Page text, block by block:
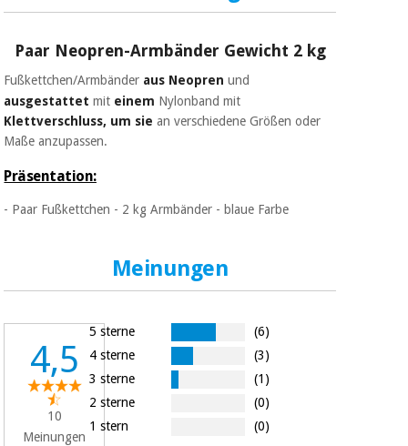
und
Sanitärkleiderschränke
Veterinärmedizin
Orthopädie
Chirurgische
fitness
und
pilates
und
Orthopädie
Chirurgische
instrumente
Paar Neopren-Armbänder Gewicht 2 kg
Fußkettchen/Armbänder aus Neopren und
ausgestattet mit einem Nylonband mit
Klettverschluss, um sie an verschiedene Größen oder
Maße anzupassen.
Präsentation:
- Paar Fußkettchen - 2 kg Armbänder - blaue Farbe
Meinungen
4,5
10
Meinungen
5 sterne
(6)
4 sterne
(3)
3 sterne
(1)
2 sterne
(0)
1 stern
(0)